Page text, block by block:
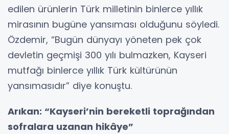
edilen ürünlerin Türk milletinin binlerce yıllık
mirasının bugüne yansıması olduğunu söyledi.
Özdemir, “Bugün dünyayı yöneten pek çok
devletin geçmişi 300 yılı bulmazken, Kayseri
mutfağı binlerce yıllık Türk kültürünün
yansımasıdır” diye konuştu.
Arıkan: “Kayseri’nin bereketli toprağından
sofralara uzanan hikâye”